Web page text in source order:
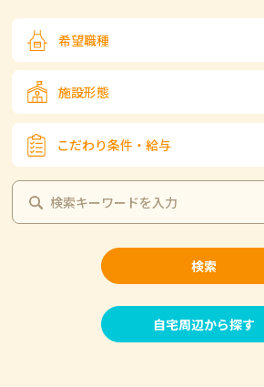
希望職種
施設形態
こだわり条件・給与
検索
自宅周辺から探す